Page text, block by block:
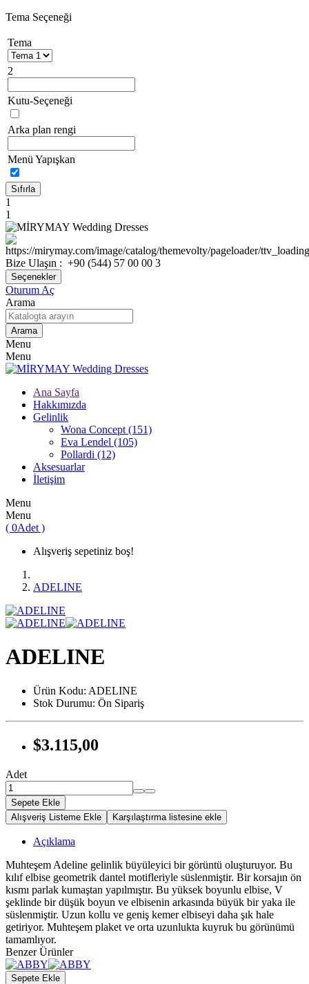
Tema Seçeneği
Tema
2
Kutu-Seçeneği
Arka plan rengi
Menü Yapışkan
Sıfırla
1
1
Bize Ulaşın : +90 (544) 57 00 00 3
Seçenekler
Oturum Aç
Arama
Arama
Menu
Menu
Ana Sayfa
Hakkımızda
Gelinlik
Wona Concept (151)
Eva Lendel (105)
Pollardi (12)
Aksesuarlar
İletişim
Menu
Menu
( 0Adet )
Alışveriş sepetiniz boş!
ADELINE
ADELINE
Ürün Kodu: ADELINE
Stok Durumu: Ön Sipariş
$3.115,00
Adet
Sepete Ekle
Alışveriş Listeme Ekle
Karşılaştırma listesine ekle
Açıklama
Muhteşem Adeline gelinlik büyüleyici bir görüntü oluşturuyor. Bu
kılıf elbise geometrik dantel motifleriyle süslenmiştir. Bir korsajın ön
kısmı parlak kumaştan yapılmıştır. Bu yüksek boyunlu elbise, V
şeklinde bir düşük boyun ve elbisenin arkasında büyük bir yaka ile
süslenmiştir. Uzun kollu ve geniş kemer elbiseyi daha şık hale
getiriyor. Muhteşem plaket ve orta uzunlukta kuyruk bu görünümü
tamamlıyor.
Benzer Ürünler
Sepete Ekle